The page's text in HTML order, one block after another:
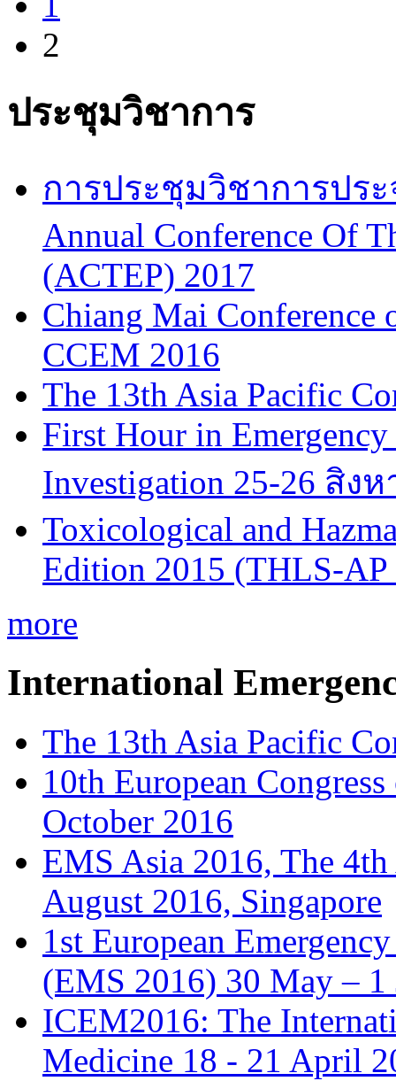
2
ประชุมวิชาการ
การประชุมวิชาการปร
Annual Conference Of
(ACTEP) 2017
Chiang Mai Conference
CCEM 2016
The 13th Asia Pacific
First Hour in
Investigation 25-26 สิง
Toxicological and
Edition 2015 (THLS-AP
more
International
The 13th Asia Pacific
10th European
October 2016
EMS Asia 2016, The
August 2016, Singapore
1st European
(EMS 2016) 30 May – 1
ICEM2016: The
Medicine 18 - 21 April